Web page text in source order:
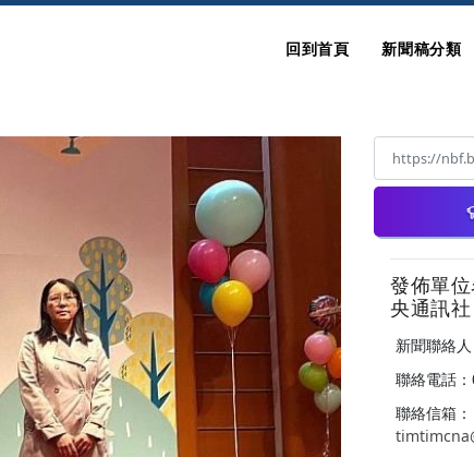
回到首頁 新聞稿分類
發佈單
央通訊社
新聞聯絡
聯絡電話
聯絡信箱：